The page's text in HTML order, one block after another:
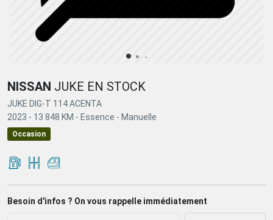
NISSAN JUKE EN STOCK
JUKE DIG-T 114 ACENTA
2023 - 13 848 KM - Essence - Manuelle
Occasion
Besoin d'infos ? On vous rappelle immédiatement